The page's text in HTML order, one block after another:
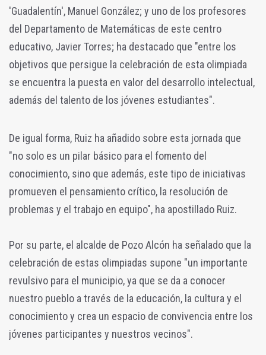
'Guadalentín', Manuel González; y uno de los profesores
del Departamento de Matemáticas de este centro
educativo, Javier Torres; ha destacado que "entre los
objetivos que persigue la celebración de esta olimpiada
se encuentra la puesta en valor del desarrollo intelectual,
además del talento de los jóvenes estudiantes".
De igual forma, Ruiz ha añadido sobre esta jornada que
"no solo es un pilar básico para el fomento del
conocimiento, sino que además, este tipo de iniciativas
promueven el pensamiento crítico, la resolución de
problemas y el trabajo en equipo", ha apostillado Ruiz.
Por su parte, el alcalde de Pozo Alcón ha señalado que la
celebración de estas olimpiadas supone "un importante
revulsivo para el municipio, ya que se da a conocer
nuestro pueblo a través de la educación, la cultura y el
conocimiento y crea un espacio de convivencia entre los
jóvenes participantes y nuestros vecinos".